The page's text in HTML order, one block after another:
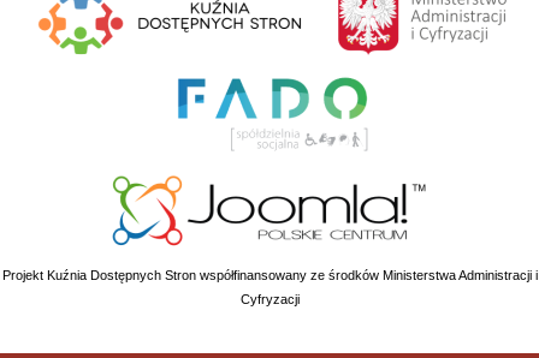
Projekt Kuźnia Dostępnych Stron współfinansowany ze środków Ministerstwa Administracji i
Cyfryzacji